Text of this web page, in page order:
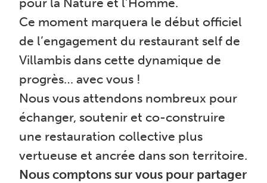
Ce moment marquera le début officiel
de l’engagement du restaurant self de
Villambis dans cette dynamique de
progrès… avec vous !
Nous vous attendons nombreux pour
échanger, soutenir et co-construire
une restauration collective plus
vertueuse et ancrée dans son territoire.
Nous comptons sur vous pour partager